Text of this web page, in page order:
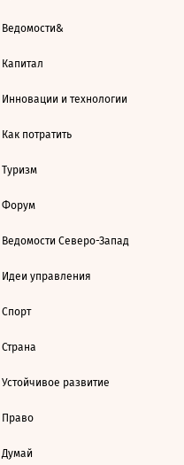
Ведомости&
Капитал
Инновации и технологии
Как потратить
Туризм
Форум
Ведомости Северо-Запад
Идеи управления
Спорт
Страна
Устойчивое развитие
Право
Думай